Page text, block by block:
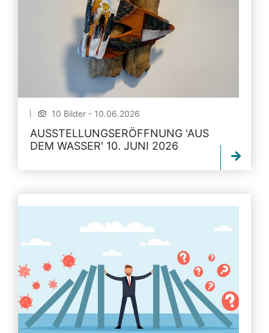
10 Bilder - 10.06.2026
AUSSTELLUNGSERÖFFNUNG 'AUS
DEM WASSER' 10. JUNI 2026